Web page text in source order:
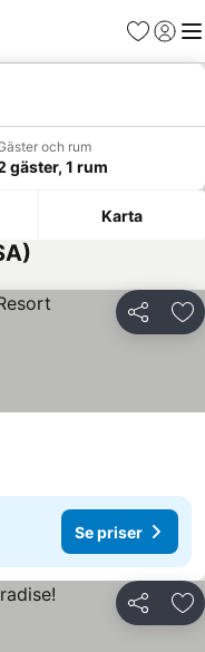
Favoriter
Logga
och rum
gäster, 1 rum
Karta
Dela
Se priser
Dela